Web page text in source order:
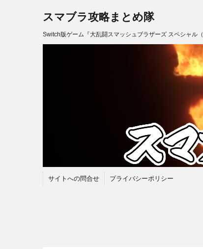
スマブラ攻略まとめ隊
Switch版ゲーム『大乱闘スマッシュブラザーズ スペシャル
サイトへの問合せ プライバシーポリシー